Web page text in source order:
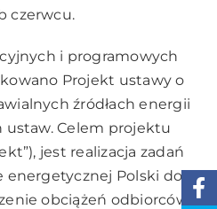
czerwcu.
i programowych
Projekt ustawy o
źródłach energii
Celem projektu
jest realizacja zadań
energetycznej Polski do
obciążeń odbiorców